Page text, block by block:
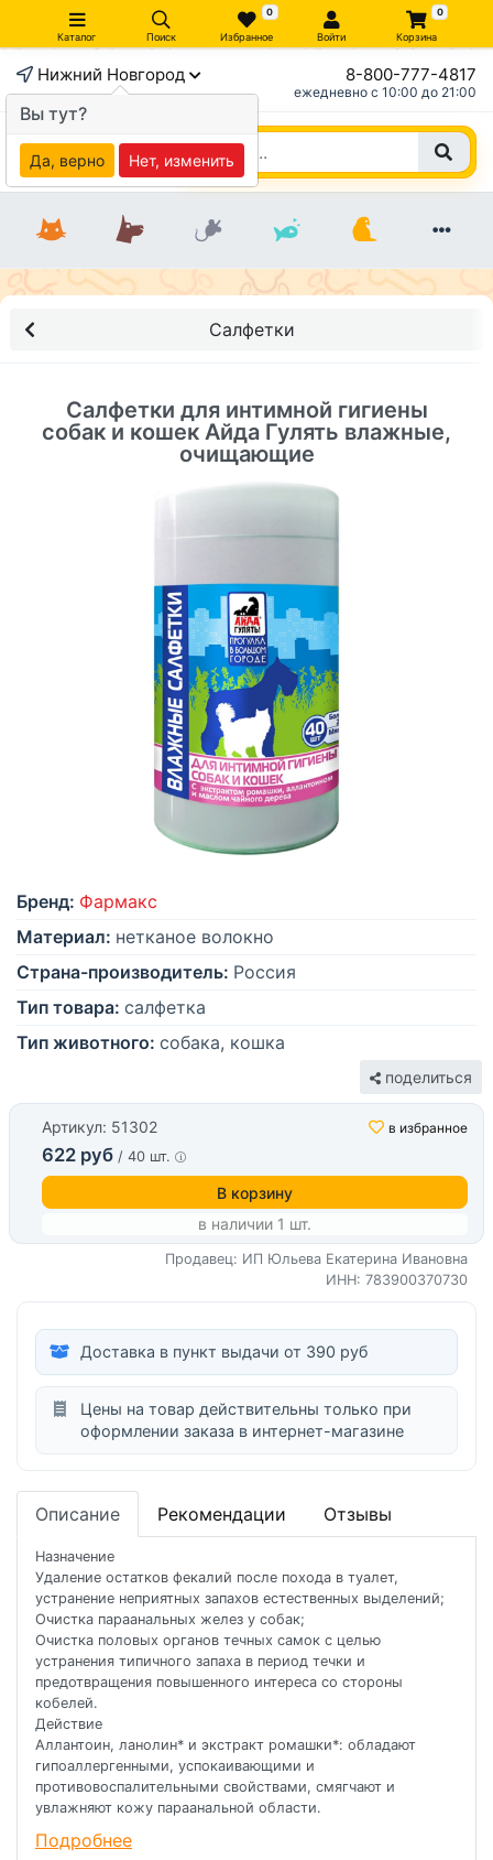
Каталог Поиск
0
Избранное Войти
0
Корзина
Нижний Новгород 8-800-777-4817
ежедневно c 10:00 до 21:00
Салфетки
Салфетки для интимной гигиены
собак и кошек Айда Гулять влажные,
очищающие
Бренд: Фармакс
Материал: нетканое волокно
Страна-производитель: Россия
Тип товара: салфетка
Тип животного: собака, кошка
поделиться
Артикул: 51302 в избранное
622 руб / 40 шт.
В корзину
в наличии 1 шт.
Продавец: ИП Юльева Екатерина Ивановна
ИНН: 783900370730
Доставка в пункт выдачи от 390 руб
Цены на товар действительны только при
оформлении заказа в интернет-магазине
Описание Рекомендации Отзывы
Назначение
Удаление остатков фекалий после похода в туалет,
устранение неприятных запахов естественных выделений;
Очистка параанальных желез у собак;
Очистка половых органов течных самок с целью
устранения типичного запаха в период течки и
предотвращения повышенного интереса со стороны
кобелей.
Действие
Аллантоин, ланолин* и экстракт ромашки*: обладают
гипоаллергенными, успокаивающими и
противовоспалительными свойствами, смягчают и
увлажняют кожу параанальной области.
Экстракт ромашки*, трегалоза* и антисептические
Подробнее
×
Вы тут?
Да, верно Нет, изменить